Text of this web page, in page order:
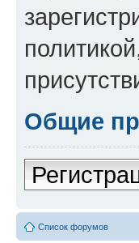
Общие
Список форумов